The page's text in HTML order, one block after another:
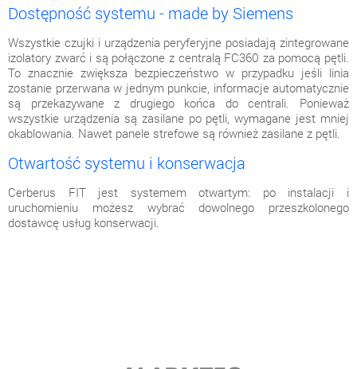
Dostępność systemu - made by Siemens
Wszystkie czujki i urządzenia peryferyjne posiadają zintegrowane
izolatory zwarć i są połączone z centralą FC360 za pomocą pętli.
To znacznie zwiększa bezpieczeństwo w przypadku jeśli linia
zostanie przerwana w jednym punkcie, informacje automatycznie
są przekazywane z drugiego końca do centrali. Ponieważ
wszystkie urządzenia są zasilane po pętli, wymagane jest mniej
okablowania. Nawet panele strefowe są również zasilane z pętli.
Otwartość systemu i konserwacja
Cerberus FIT jest systemem otwartym: po instalacji i
uruchomieniu możesz wybrać dowolnego przeszkolonego
dostawcę usług konserwacji.